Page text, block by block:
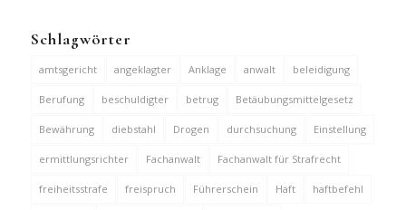
Schlagwörter
amtsgericht angeklagter Anklage anwalt beleidigung
Berufung beschuldigter betrug Betäubungsmittelgesetz
Bewährung diebstahl Drogen durchsuchung Einstellung
ermittlungsrichter Fachanwalt Fachanwalt für Strafrecht
freiheitsstrafe freispruch Führerschein Haft haftbefehl